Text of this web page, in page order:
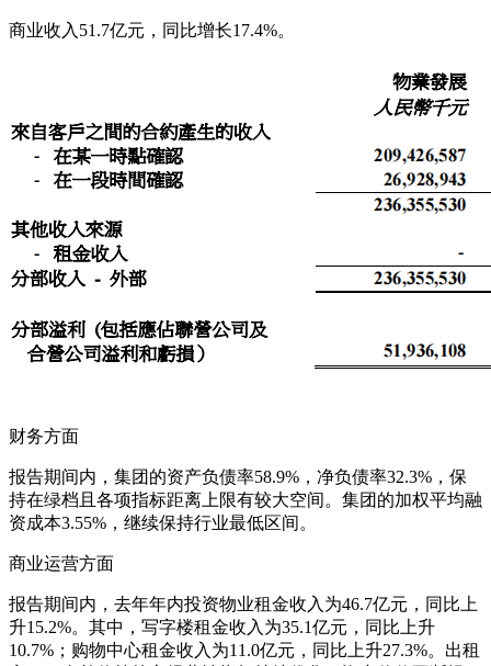
商业收入51.7亿元，同比增长17.4%。
财务方面
报告期间内，集团的资产负债率58.9%，净负债率32.3%，保
持在绿档且各项指标距离上限有较大空间。集团的加权平均融
资成本3.55%，继续保持行业最低区间。
商业运营方面
报告期间内，去年年内投资物业租金收入为46.7亿元，同比上
升15.2%。其中，写字楼租金收入为35.1亿元，同比上升
10.7%；购物中心租金收入为11.0亿元，同比上升27.3%。出租